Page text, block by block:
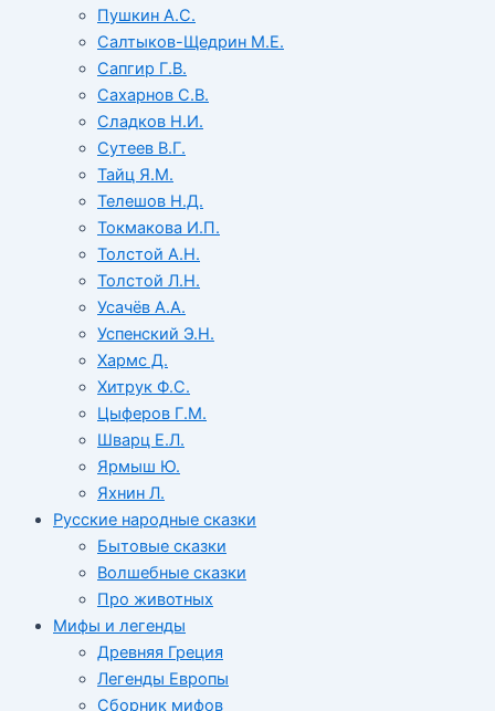
Пушкин А.С.
Салтыков-Щедрин М.Е.
Сапгир Г.В.
Сахарнов С.В.
Сладков Н.И.
Сутеев В.Г.
Тайц Я.М.
Телешов Н.Д.
Токмакова И.П.
Толстой А.Н.
Толстой Л.Н.
Усачёв А.А.
Успенский Э.Н.
Хармс Д.
Хитрук Ф.С.
Цыферов Г.М.
Шварц Е.Л.
Ярмыш Ю.
Яхнин Л.
Русские народные сказки
Бытовые сказки
Волшебные сказки
Про животных
Мифы и легенды
Древняя Греция
Легенды Европы
Сборник мифов